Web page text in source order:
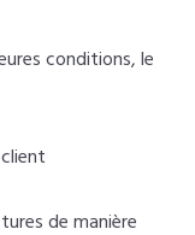
conditions, le
de manière